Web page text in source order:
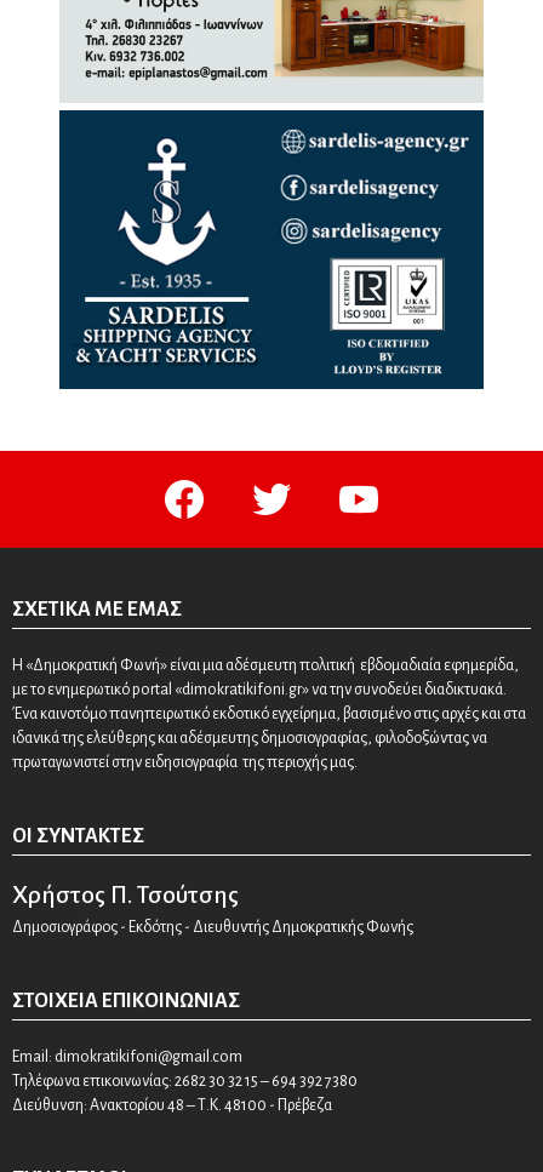
facebook twitter youtube
ΣΧΕΤΙΚΆ ΜΕ ΕΜΆΣ
Η «Δημοκρατική Φωνή» είναι μια αδέσμευτη πολιτική εβδομαδιαία εφημερίδα,
με το ενημερωτικό portal «dimokratikifoni.gr» να την συνοδεύει διαδικτυακά.
Ένα καινοτόμο πανηπειρωτικό εκδοτικό εγχείρημα, βασισμένο στις αρχές και στα
ιδανικά της ελεύθερης και αδέσμευτης δημοσιογραφίας, φιλοδοξώντας να
πρωταγωνιστεί στην ειδησιογραφία της περιοχής μας.
ΟΙ ΣΥΝΤΆΚΤΕΣ
Χρήστος Π. Τσούτσης
Δημοσιογράφος - Εκδότης - Διευθυντής Δημοκρατικής Φωνής
ΣΤΟΙΧΕΊΑ ΕΠΙΚΟΙΝΩΝΊΑΣ
Email: dimokratikifoni@gmail.com
Τηλέφωνα επικοινωνίας: 2682 30 32 15 – 694 392 7380
Διεύθυνση: Ανακτορίου 48 – Τ.Κ. 48100 - Πρέβεζα